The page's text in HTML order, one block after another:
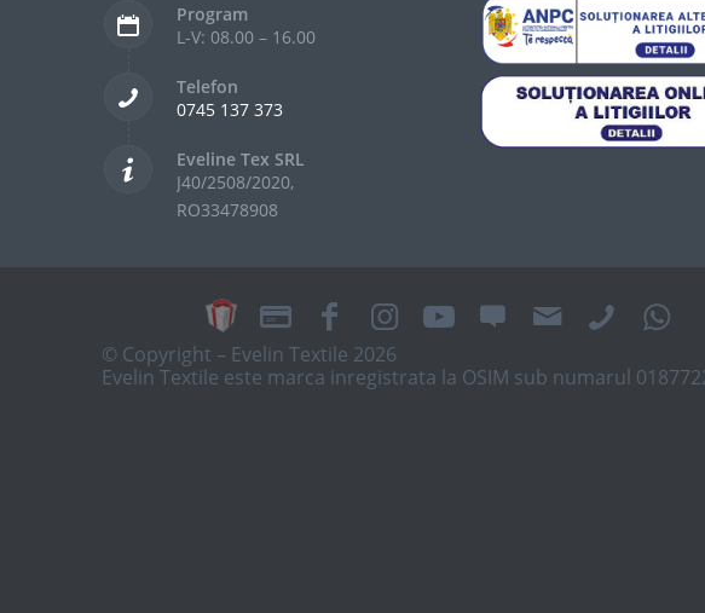
Program
L-V: 08.00 – 16.00
Telefon
0745 137 373
Eveline Tex SRL
J40/2508/2020,
RO33478908
© Copyright – Evelin Textile 2026
Evelin Textile este marca inregistrata la OSIM sub numarul